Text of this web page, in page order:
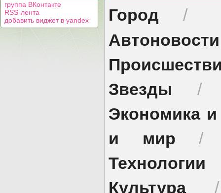
группа ВКонтакте
RSS-лента
добавить виджет в yandex
Город /
Автоновости
Звезды
Экономика
и мир
Технологии
Культура